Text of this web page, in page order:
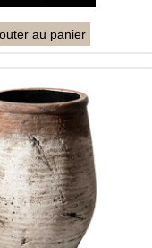
au panier